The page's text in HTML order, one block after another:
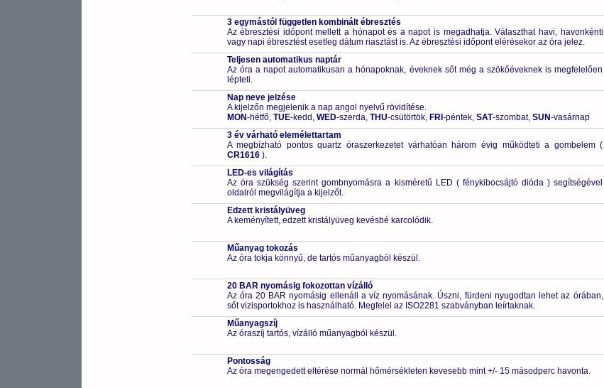
3 egymástól független kombinált ébresztés
Az ébresztési időpont mellett a hónapot és a napot is megadhatja. Választhat havi, havonkénti
vagy napi ébresztést esetleg dátum riasztást is. Az ébresztési időpont elérésekor az óra jelez.
Teljesen automatikus naptár
Az óra a napot automatikusan a hónapoknak, éveknek sőt még a szökőéveknek is megfelelően
lépteti.
Nap neve jelzése
A kijelzőn megjelenik a nap angol nyelvű rövidítése.
MON-hétfő, TUE-kedd, WED-szerda, THU-csütörtök, FRI -péntek, SAT-szombat, SUN-vasárnap
3 év várható elemélettartam
A megbízható pontos quartz óraszerkezetet várhatóan három évig működteti a gombelem (
CR1616).
LED-es világítás
Az óra szükség szerint gombnyomásra a kisméretű LED ( fénykibocsájtó dióda ) segítségével
oldalról megvilágítja a kijelzőt.
Edzett kristályüveg
A keményített, edzett kristályüveg kevésbé karcolódik.
Műanyag tokozás
Az óra tokja könnyű, de tartós műanyagból készül.
20 BAR nyomásig fokozottan vízálló
Az óra 20 BAR nyomásig ellenáll a víz nyomásának. Úszni, fürdeni nyugodtan lehet az órában,
sőt vizisportokhoz is használható. Megfelel az ISO2281 szabványban leírtaknak.
Műanyagszíj
Az óraszíj tartós, vízálló műanyagból készül.
Pontosság
Az óra megengedett eltérése normál hőmérsékleten kevesebb mint +/- 15 másodperc havonta.